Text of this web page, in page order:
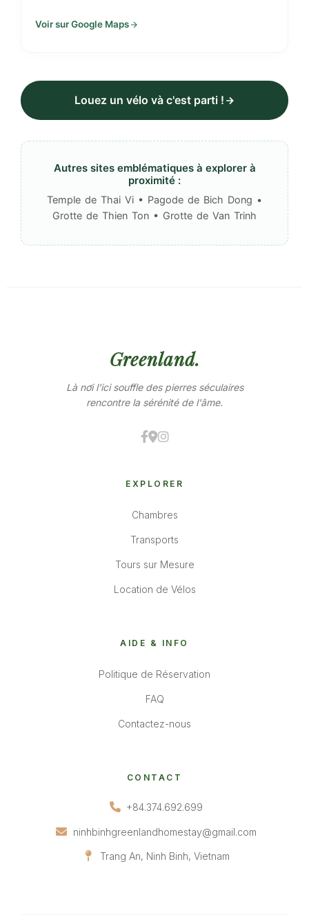
Voir sur Google Maps
Louez un vélo và c'est parti !
Autres sites emblématiques à explorer à
proximité :
Temple de Thai Vi • Pagode de Bich Dong •
Grotte de Thien Ton • Grotte de Van Trinh
Greenland.
Là nơi l'ici souffle des pierres séculaires
rencontre la sérénité de l'âme.
EXPLORER
Chambres
Transports
Tours sur Mesure
Location de Vélos
AIDE & INFO
Politique de Réservation
FAQ
Contactez-nous
CONTACT
+84.374.692.699
ninhbinhgreenlandhomestay@gmail.com
Trang An, Ninh Binh, Vietnam